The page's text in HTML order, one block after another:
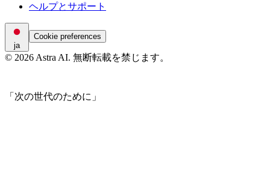
ヘルプとサポート
ja
Cookie preferences
© 2026 Astra AI. 無断転載を禁じます。
「次の世代のために」